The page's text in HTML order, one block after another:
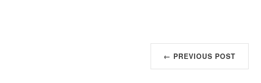
← PREVIOUS POST